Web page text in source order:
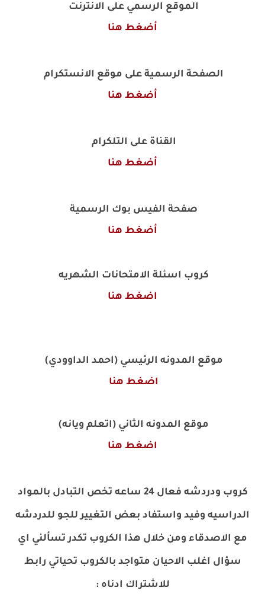
الموقع الرسمي على الانترنت
أضغط هنا
الصفحة الرسمية على موقع الانستكرام
أضغط هنا
القناة على التلكرام
أضغط هنا
صفحة الفيس بوك الرسمية
أضغط هنا
كروب اسئلة الامتحانات الشهريه
اضغط هنا
موقع المدونه الرئيسي (احمد الداوودي)
اضغط هنا
موقع المدونه الثاني (اتعلم ويانه)
اضغط هنا
كروب ودردشه فعال 24 ساعه تخص التبادل بالمواد
الدراسيه وفيد واستفاد بعض التغيير للجو للدردشه
مع الاصدقاء ومن خلال هذا الكروب تكدر تسألني اي
سؤال اغلب الاحيان متواجد بالكروب تحياتي رابط
للاشتراك ادناه: